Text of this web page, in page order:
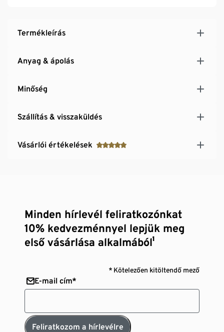
Termékleírás
Anyag & ápolás
Minőség
Szállítás & visszaküldés
Vásárlói értékelések
Minden hírlevél feliratkozónkat
10% kedvezménnyel lepjük meg
első vásárlása alkalmából¹
* Kötelezően kitöltendő mező
E-mail cím*
Feliratkozom a hírlevélre